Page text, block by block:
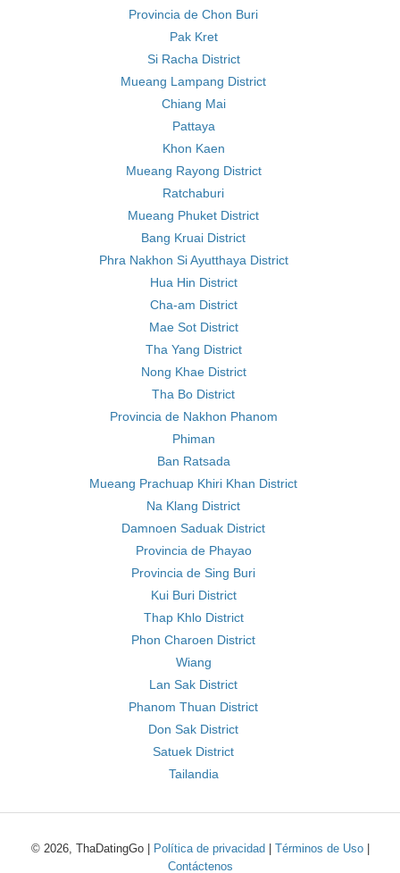
Provincia de Chon Buri
Pak Kret
Si Racha District
Mueang Lampang District
Chiang Mai
Pattaya
Khon Kaen
Mueang Rayong District
Ratchaburi
Mueang Phuket District
Bang Kruai District
Phra Nakhon Si Ayutthaya District
Hua Hin District
Cha-am District
Mae Sot District
Tha Yang District
Nong Khae District
Tha Bo District
Provincia de Nakhon Phanom
Phiman
Ban Ratsada
Mueang Prachuap Khiri Khan District
Na Klang District
Damnoen Saduak District
Provincia de Phayao
Provincia de Sing Buri
Kui Buri District
Thap Khlo District
Phon Charoen District
Wiang
Lan Sak District
Phanom Thuan District
Don Sak District
Satuek District
Tailandia
© 2026, ThaDatingGo | Política de privacidad Términos de Uso|
Contáctenos